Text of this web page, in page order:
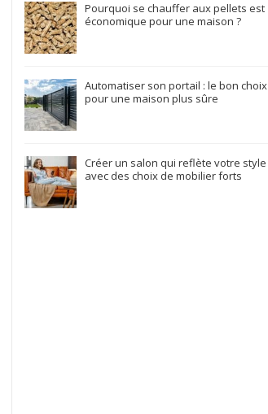
Pourquoi se chauffer aux pellets est
économique pour une maison ?
Automatiser son portail : le bon choix
pour une maison plus sûre
Créer un salon qui reflète votre style
avec des choix de mobilier forts